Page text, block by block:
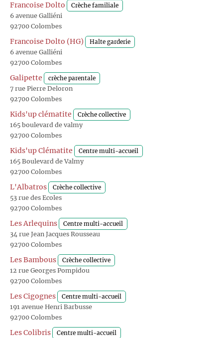
Francoise Dolto Crèche familiale
6 avenue Galliéni
92700 Colombes
Francoise Dolto (HG) Halte garderie
6 avenue Galliéni
92700 Colombes
Galipette crèche parentale
7 rue Pierre Deloron
92700 Colombes
Kids'up clématite Crèche collective
165 boulevard de valmy
92700 Colombes
Kids'up Clématite Centre multi-accueil
165 Boulevard de Valmy
92700 Colombes
L'Albatros Crèche collective
53 rue des Ecoles
92700 Colombes
Les Arlequins Centre multi-accueil
34 rue Jean Jacques Rousseau
92700 Colombes
Les Bambous Crèche collective
12 rue Georges Pompidou
92700 Colombes
Les Cigognes Centre multi-accueil
191 avenue Henri Barbusse
92700 Colombes
Les Colibris Centre multi-accueil